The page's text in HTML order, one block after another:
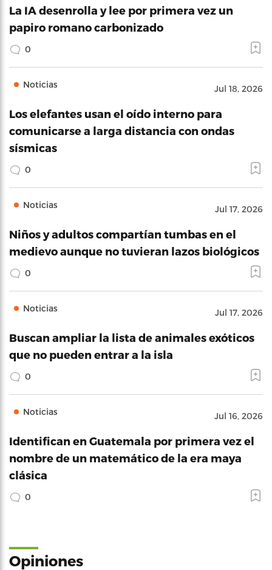
La IA desenrolla y lee por primera vez un
papiro romano carbonizado
0
Noticias Jul 18, 2026
Los elefantes usan el oído interno para
comunicarse a larga distancia con ondas
sísmicas
0
Noticias Jul 17, 2026
Niños y adultos compartían tumbas en el
medievo aunque no tuvieran lazos biológicos
0
Noticias Jul 17, 2026
Buscan ampliar la lista de animales exóticos
que no pueden entrar a la isla
0
Noticias Jul 16, 2026
Identifican en Guatemala por primera vez el
nombre de un matemático de la era maya
clásica
0
Opiniones